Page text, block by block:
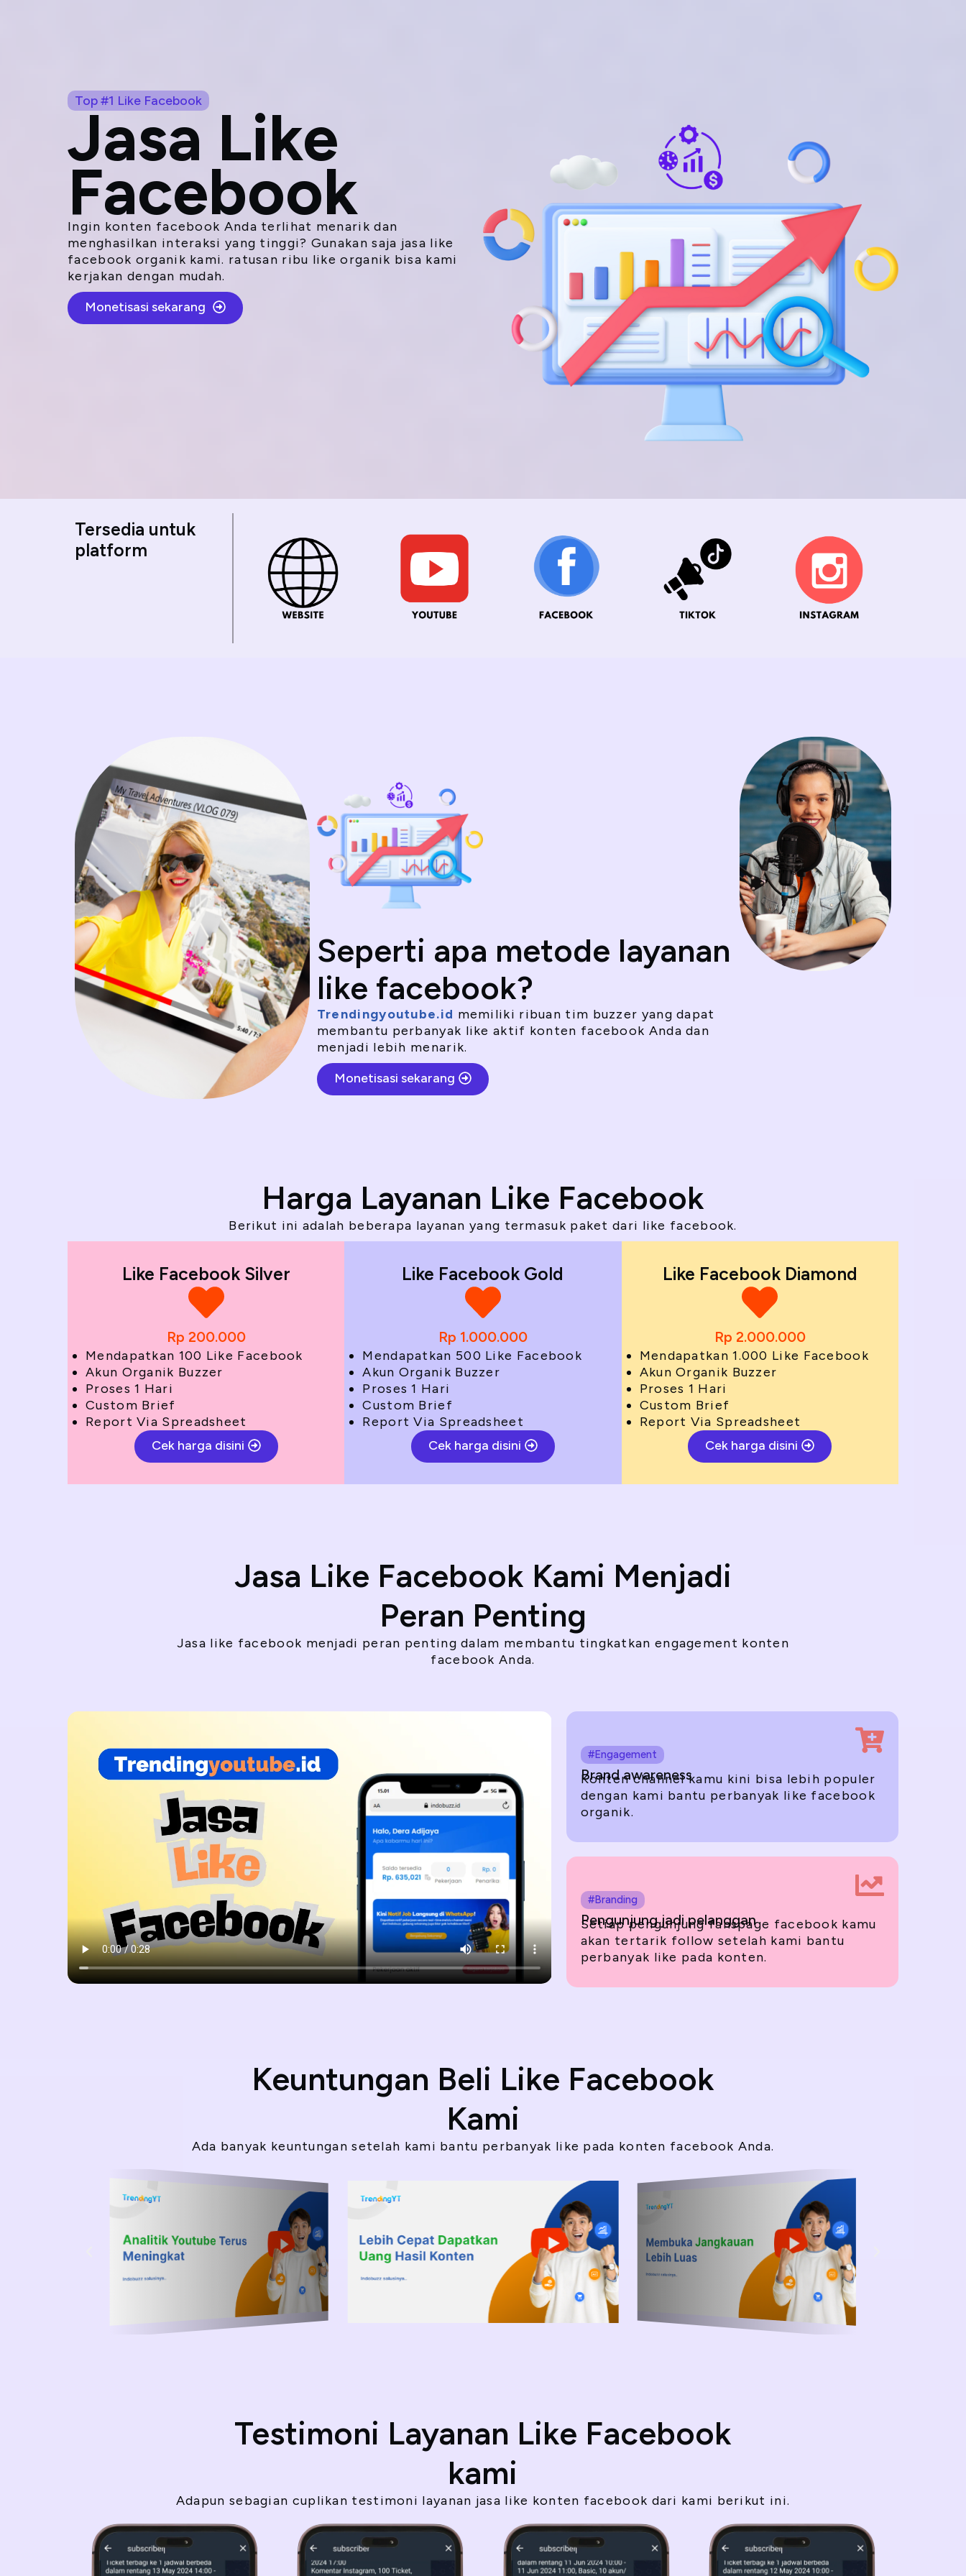
Top #1 Like Facebook
Jasa Like
Facebook
Ingin konten facebook Anda terlihat menarik dan
menghasilkan interaksi yang tinggi? Gunakan saja jasa like
facebook organik kami. ratusan ribu like organik bisa kami
kerjakan dengan mudah.
Monetisasi sekarang
Tersedia untuk
platform
Seperti apa metode layanan
like facebook?
Trendingyoutube.id memiliki ribuan tim buzzer yang dapat
membantu perbanyak like aktif konten facebook Anda dan
menjadi lebih menarik.
Monetisasi sekarang
Harga Layanan Like Facebook
Berikut ini adalah beberapa layanan yang termasuk paket dari like facebook.
Like Facebook Silver
Rp 200.000
Mendapatkan 100 Like Facebook
Akun Organik Buzzer
Proses 1 Hari
Custom Brief
Report Via Spreadsheet
Cek harga disini
Like Facebook Gold
Rp 1.000.000
Mendapatkan 500 Like Facebook
Akun Organik Buzzer
Proses 1 Hari
Custom Brief
Report Via Spreadsheet
Cek harga disini
Like Facebook Diamond
Rp 2.000.000
Mendapatkan 1.000 Like Facebook
Akun Organik Buzzer
Proses 1 Hari
Custom Brief
Report Via Spreadsheet
Cek harga disini
Jasa Like Facebook Kami Menjadi
Peran Penting
Jasa like facebook menjadi peran penting dalam membantu tingkatkan engagement konten
facebook Anda.
#Engagement
Brand awareness
Konten channel kamu kini bisa lebih populer
dengan kami bantu perbanyak like facebook
organik.
#Branding
Pengunjung jadi pelanggan
Setiap pengunjung fanspage facebook kamu
akan tertarik follow setelah kami bantu
perbanyak like pada konten.
Keuntungan Beli Like Facebook
Kami
Ada banyak keuntungan setelah kami bantu perbanyak like pada konten facebook Anda.
Testimoni Layanan Like Facebook
kami
Adapun sebagian cuplikan testimoni layanan jasa like konten facebook dari kami berikut ini.